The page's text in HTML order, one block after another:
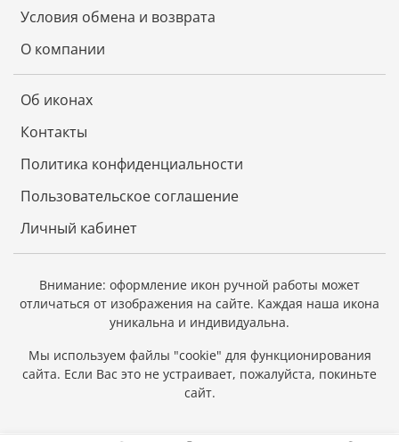
Условия обмена и возврата
О компании
Об иконах
Контакты
Политика конфиденциальности
Пользовательское соглашение
Личный кабинет
Внимание: оформление икон ручной работы может
отличаться от изображения на сайте. Каждая наша икона
уникальна и индивидуальна.
Мы используем файлы "cookie" для функционирования
сайта. Если Вас это не устраивает, пожалуйста, покиньте
сайт.